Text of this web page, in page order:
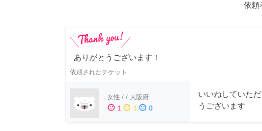
依頼
ありがとうございます！
依頼されたチケット
女性 / / 大阪府
sentiment_satisfied 1 sentiment_neutral 1 sentiment_dissatisfied 0
いいねしていた
うございます